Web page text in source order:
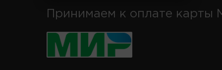
Принимаем к оплате карты